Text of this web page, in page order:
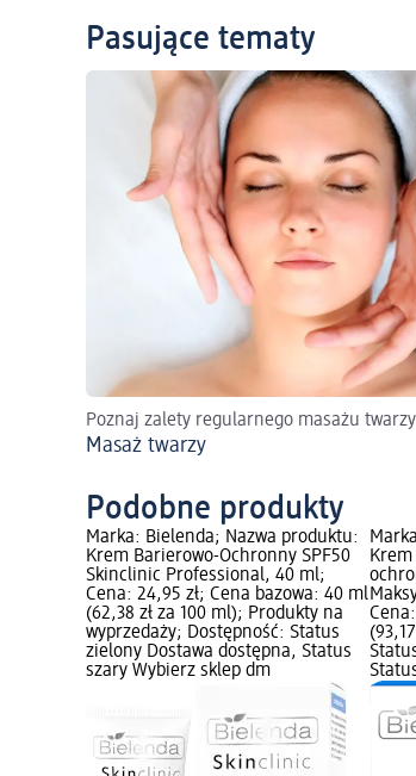
Pasujące tematy
Poznaj zalety regularnego masażu twarzy
Masaż twarzy
Podobne produkty
Marka: Bielenda; Nazwa produktu:
Krem Barierowo-Ochronny SPF50
Skinclinic Professional, 40 ml;
Cena: 24,95 zł; Cena bazowa: 40 ml
(62,38 zł za 100 ml); Produkty na
wyprzedaży; Dostępność: Status
zielony Dostawa dostępna, Status
szary Wybierz sklep dm